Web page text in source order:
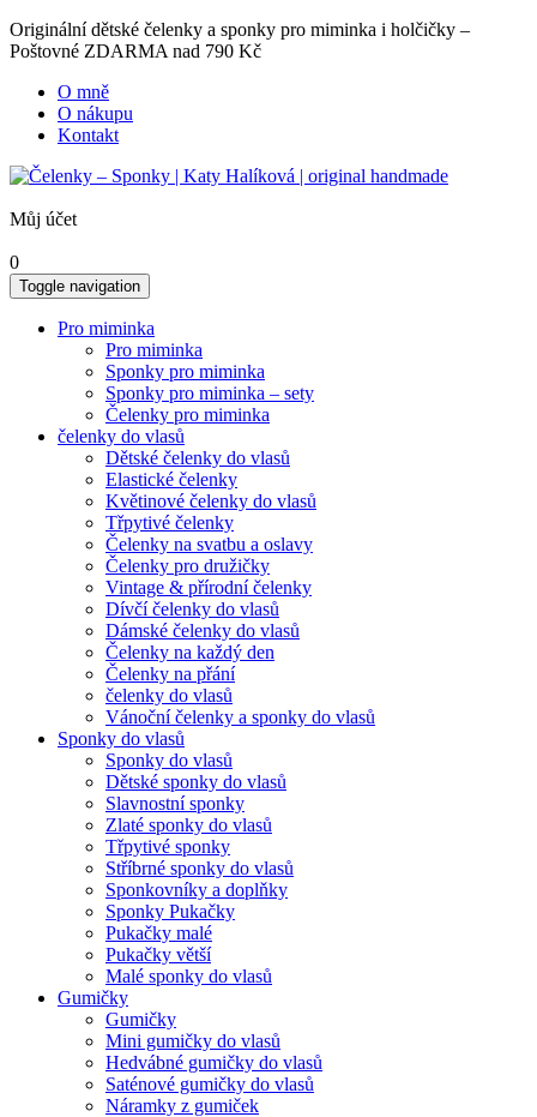
Originální dětské čelenky a sponky pro miminka i holčičky –
Poštovné ZDARMA nad 790 Kč
O mně
O nákupu
Kontakt
Můj účet
0
Toggle navigation
Pro miminka
Pro miminka
Sponky pro miminka
Sponky pro miminka – sety
Čelenky pro miminka
čelenky do vlasů
Dětské čelenky do vlasů
Elastické čelenky
Květinové čelenky do vlasů
Třpytivé čelenky
Čelenky na svatbu a oslavy
Čelenky pro družičky
Vintage & přírodní čelenky
Dívčí čelenky do vlasů
Dámské čelenky do vlasů
Čelenky na každý den
Čelenky na přání
čelenky do vlasů
Vánoční čelenky a sponky do vlasů
Sponky do vlasů
Sponky do vlasů
Dětské sponky do vlasů
Slavnostní sponky
Zlaté sponky do vlasů
Třpytivé sponky
Stříbrné sponky do vlasů
Sponkovníky a doplňky
Sponky Pukačky
Pukačky malé
Pukačky větší
Malé sponky do vlasů
Gumičky
Gumičky
Mini gumičky do vlasů
Hedvábné gumičky do vlasů
Saténové gumičky do vlasů
Náramky z gumiček